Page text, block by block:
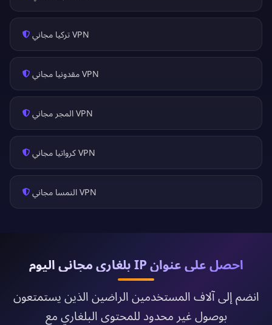
VPN تركيا مجاني
VPN مقدونيا مجاني
VPN المجر مجاني
VPN كرواتيا مجاني
VPN النمسا مجاني
احصل على عنوان IP بلغاري مجاني اليوم
انضم إلى آلاف المستخدمين الراضين الذين يستمتعون
بوصول غير محدود للمحتوى البلغاري مع